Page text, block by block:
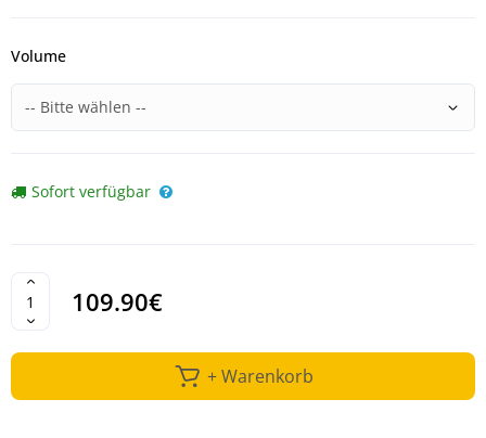
Volume
Sofort verfügbar
109.90€
+ Warenkorb